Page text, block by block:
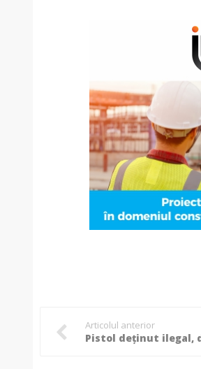
Articolul anterior